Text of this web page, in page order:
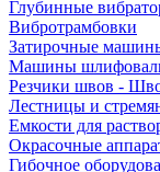
Глубинные
Вибротрамбовки
Затирочные
Машины
Резчики швов -
Лестницы и
Емкости для
Окрасочные
Гибочное